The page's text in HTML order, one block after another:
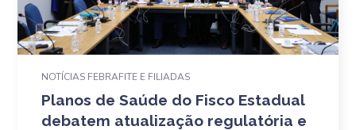
NOTÍCIAS FEBRAFITE E FILIADAS
Planos de Saúde do Fisco Estadual
debatem atualização regulatória e